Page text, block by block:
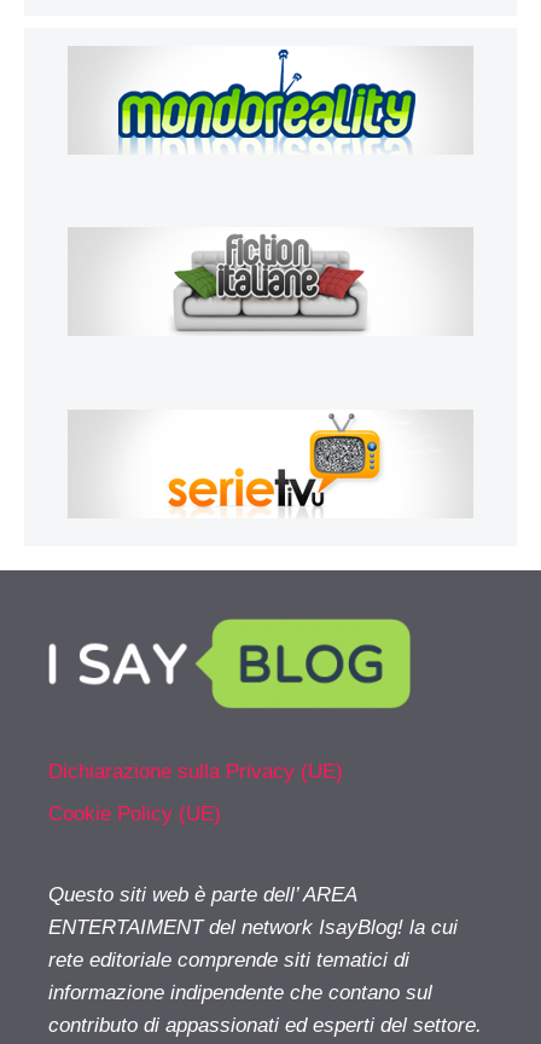
Dichiarazione sulla Privacy (UE)
Cookie Policy (UE)
Questo siti web è parte dell’ AREA
ENTERTAIMENT del network IsayBlog! la cui
rete editoriale comprende siti tematici di
informazione indipendente che contano sul
contributo di appassionati ed esperti del settore.